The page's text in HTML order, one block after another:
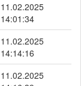
11.02.2025
14:01:34
11.02.2025
14:14:16
11.02.2025